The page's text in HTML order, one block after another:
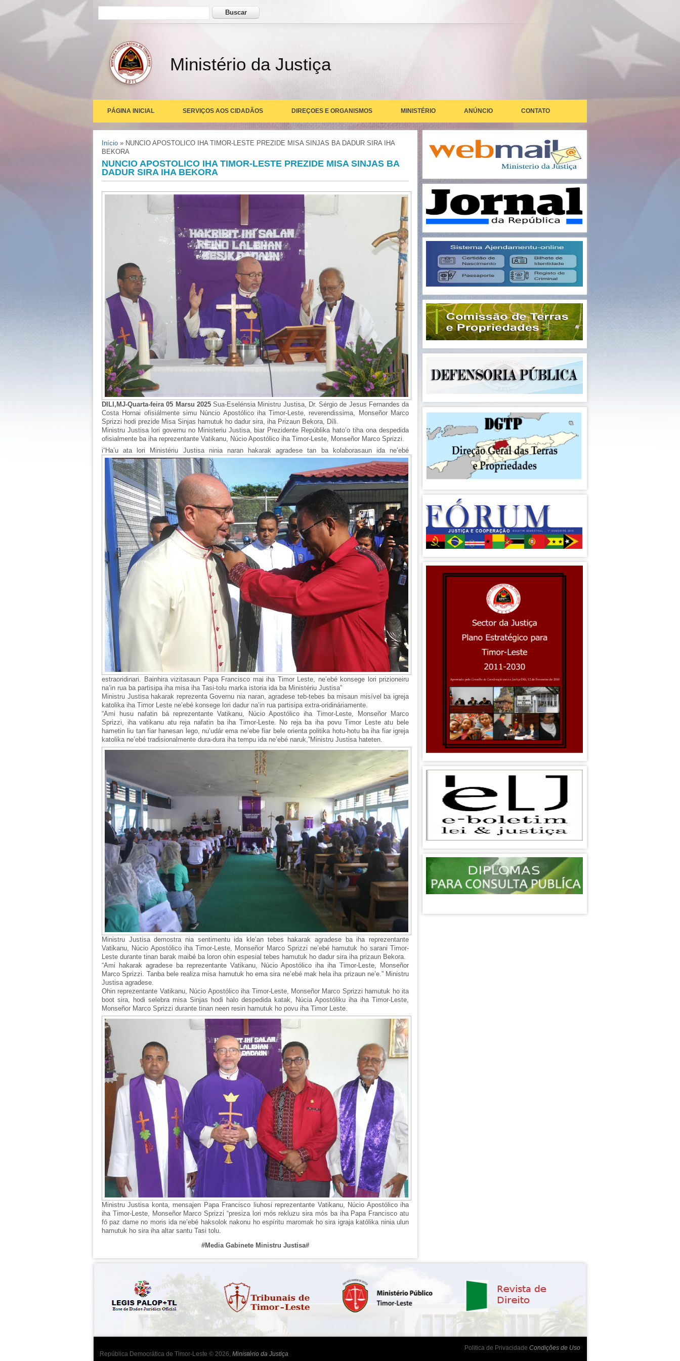
Formulário de busca Buscar
Ministério da Justiça
PÁGINA INICIAL SERVIÇOS AOS CIDADÃOS DIREÇOES E ORGANISMOS MINISTÉRIO ANÚNCIO CONTATO
Você está aqui
Início » NUNCIO APOSTOLICO IHA TIMOR-LESTE PREZIDE MISA SINJAS BA DADUR SIRA IHA
BEKORA
NUNCIO APOSTOLICO IHA TIMOR-LESTE PREZIDE MISA SINJAS BA
DADUR SIRA IHA BEKORA
DILI,MJ-Quarta-feira 05 Marsu 2025 Sua-Eselénsia Ministru Justisa, Dr. Sérgio de Jesus Fernandes da
Costa Hornai ofisiálmente simu Núncio Apostólico iha Timor-Leste, reverendissima, Monseñor Marco
Sprizzi hodi prezide Misa Sinjas hamutuk ho dadur sira, iha Prizaun Bekora, Díli.
Ministru Justisa lori governu no Ministeriu Justisa, biar Prezidente Repúblika hato’o tiha ona despedida
ofisialmente ba iha reprezentante Vatikanu, Núcio Apostólico iha Timor-Leste, Monseñor Marco Sprizzi.
i“Ha’u ata lori Ministériu Justisa ninia naran hakarak agradese tan ba kolaborasaun ida ne’ebé
estraoridinari. Bainhira vizitasaun Papa Francisco mai iha Timor Leste, ne’ebé konsege lori prizioneiru
na’in rua ba partisipa iha misa iha Tasi-tolu marka istoria ida ba Ministériu Justisa”
Ministru Justisa hakarak reprezenta Governu nia naran, agradese teb-tebes ba misaun misível ba igreja
katolika iha Timor Leste ne’ebé konsege lori dadur na’in rua partisipa extra-oridináriamente.
“Ami husu nafatin bá reprezentante Vatikanu, Núcio Apostólico iha Timor-Leste, Monseñor Marco
Sprizzi, iha vatikanu atu reja nafatin ba iha Timor-Leste. No reja ba iha povu Timor Leste atu bele
hametin liu tan fiar hanesan lego, nu’udár ema ne’ebe fiar bele orienta politika hotu-hotu ba iha fiar igreja
katolika ne’ebé tradisionalmente dura-dura iha tempu ida ne’ebé naruk,”Ministru Justisa hateten.
Ministru Justisa demostra nia sentimentu ida kle’an tebes hakarak agradese ba iha reprezentante
Vatikanu, Núcio Apostólico iha Timor-Leste, Monseñor Marco Sprizzi ne’ebé hamutuk ho sarani Timor-
Leste durante tinan barak maibé ba loron ohin espesial tebes hamutuk ho dadur sira iha prizaun Bekora.
“Ami hakarak agradese ba reprezentante Vatikanu, Núcio Apostólico iha iha Timor-Leste, Monseñor
Marco Sprizzi. Tanba bele realiza misa hamutuk ho ema sira ne’ebé mak hela iha prizaun ne’e.” Ministru
Justisa agradese.
Ohin reprezentante Vatikanu, Núcio Apostólico iha Timor-Leste, Monseñor Marco Sprizzi hamutuk ho ita
boot sira, hodi selebra misa Sinjas hodi halo despedida katak, Núcia Apostóliku iha iha Timor-Leste,
Monseñor Marco Sprizzi durante tinan neen resin hamutuk ho povu iha Timor Leste.
Ministru Justisa konta, mensajen Papa Francisco liuhosi reprezentante Vatikanu, Núcio Apostólico iha
iha Timor-Leste, Monseñor Marco Sprizzi “presiza lori mós rekluzu sira mós ba iha Papa Francisco atu
fó paz dame no moris ida ne’ebé haksolok nakonu ho espíritu maromak ho sira igraja katólika ninia ulun
hamutuk ho sira iha altar santu Tasi tolu.
#Media Gabinete Ministru Justisa#
República Democrática de Timor-Leste © 2026, Ministério da Justiça
Politica de Privacidade Condições de Uso